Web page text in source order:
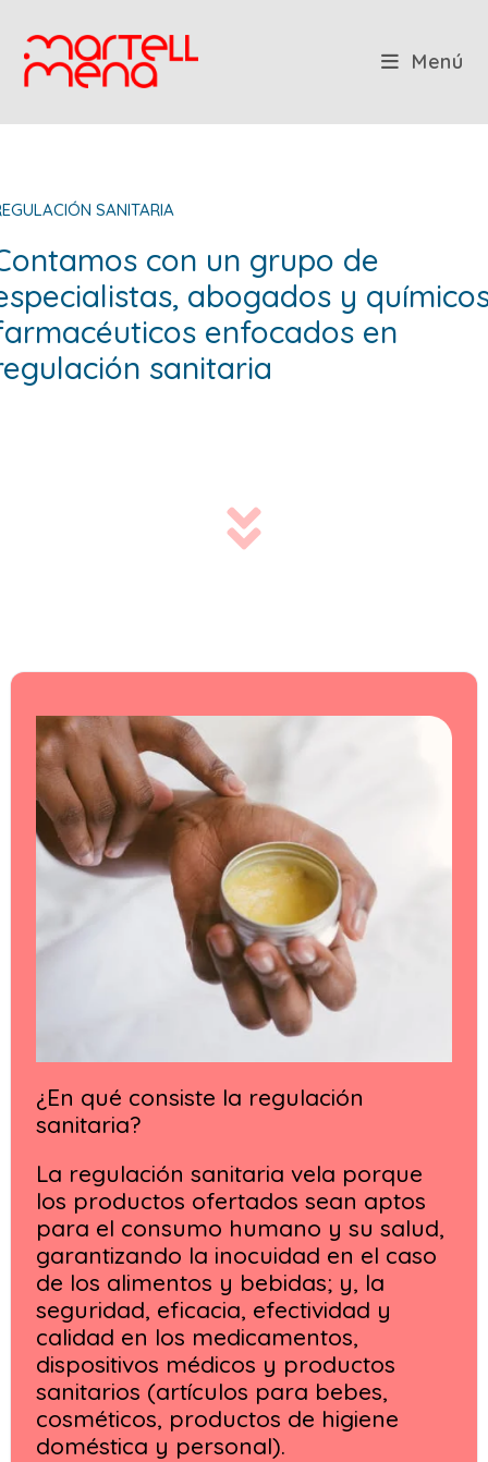
contenido
Menú
SANITARIA
con un grupo de
abogados y
enfocados en
sanitaria
¿En qué consiste la regulación
sanitaria?
La regulación sanitaria vela porque
los productos ofertados sean aptos
para el consumo humano y su salud,
garantizando la inocuidad en el caso
de los alimentos y bebidas; y, la
seguridad, eficacia, efectividad y
calidad en los medicamentos,
dispositivos médicos y productos
sanitarios (artículos para bebes,
cosméticos, productos de higiene
doméstica y personal).